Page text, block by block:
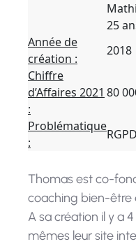
25
Année de
création :
2018
Chiffre
d’Affaires 2021
:
80
Problématique
:
RGPD
Thomas est co-
coaching bien-être
A sa création il y a
mêmes leur site